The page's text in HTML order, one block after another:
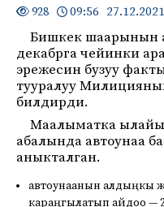
928 09:56 27.12.2021
Бишкек шаарынын
декабрга чейинки
эрежесин бузуу
тууралуу
билдирди.
Маалыматка
абалында автоунаа
аныкталган.
автоунаанын алдыңкы
караңгылатып айдоо —